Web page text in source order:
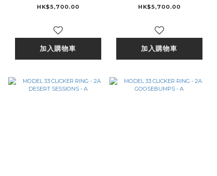
GOOSEBUMPS - 2A
HK$5,700.00
加入購物車
SESSIONS - 2A
HK$5,700.00
加入購物車